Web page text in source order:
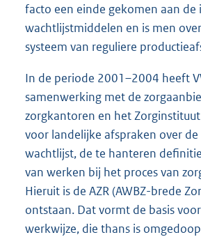
facto een einde gekomen aan de
wachtlijstmiddelen en is men
systeem van reguliere
In de periode 2001–2004 heeft
samenwerking met de
zorgkantoren en het
voor landelijke afspraken over
wachtlijst, de te hanteren
van werken bij het proces van
Hieruit is de AZR (AWBZ-brede
ontstaan. Dat vormt de basis
werkwijze, die thans is